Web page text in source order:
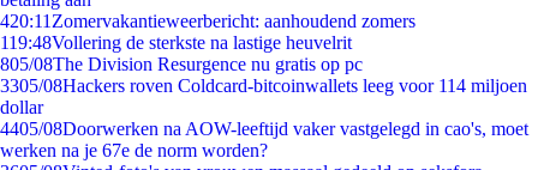
420:11 Zomervakantieweerbericht: aanhoudend zomers
119:48Vollering de sterkste na lastige heuvelrit
805/08The Division Resurgence nu gratis op pc
3305/08Hackers roven Coldcard-bitcoinwallets leeg voor 114 miljoen
dollar
4405/08Doorwerken na AOW-leeftijd vaker vastgelegd in cao's, moet
werken na je 67e de norm worden?